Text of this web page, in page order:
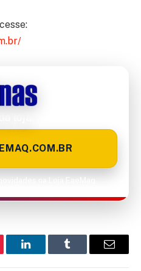
LinkedInTumblr Email